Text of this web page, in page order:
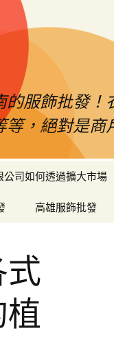
服飾批發！
，絕對是商
公司如何透過擴大市場
高雄服飾批發